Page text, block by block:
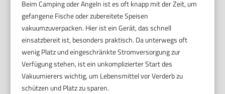
Beim Camping oder Angeln ist es oft knapp mit der Zeit, um
gefangene Fische oder zubereitete Speisen
vakuumzuverpacken. Hier ist ein Gerät, das schnell
einsatzbereit ist, besonders praktisch. Da unterwegs oft
wenig Platz und eingeschränkte Stromversorgung zur
Verfügung stehen, ist ein unkomplizierter Start des
Vakuumierers wichtig, um Lebensmittel vor Verderb zu
schützen und Platz zu sparen.